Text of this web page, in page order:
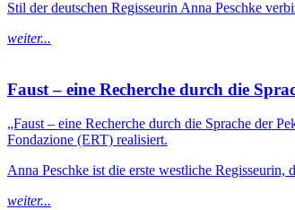
Stil der deutschen Regisseurin Anna Peschke
weiter...
Faust – eine Recherche durch die
„Faust – eine Recherche durch die Sprache der
Fondazione (ERT) realisiert.
Anna Peschke ist die erste westliche
weiter...